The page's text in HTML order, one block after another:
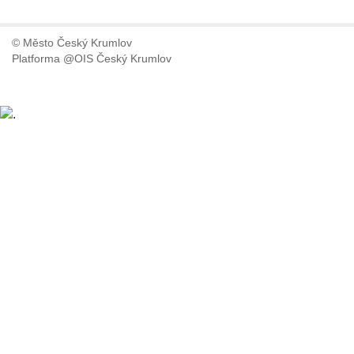
© Město Český Krumlov
Platforma @OIS Český Krumlov